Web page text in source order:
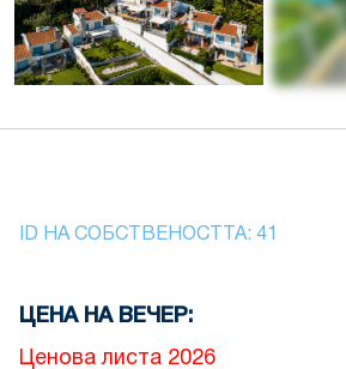
ID НА СОБСТВЕНОСТТА: 41
ЦЕНА НА ВЕЧЕР:
Ценова листа 2026